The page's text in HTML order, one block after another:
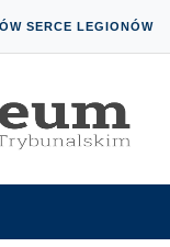
SERCE LEGIONÓW